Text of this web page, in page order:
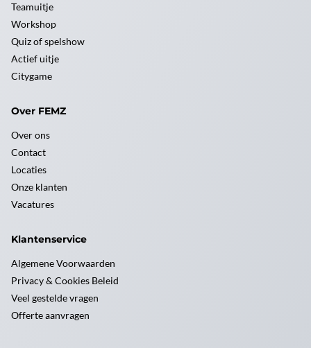
Teamuitje
Workshop
Quiz of spelshow
Actief uitje
Citygame
Over FEMZ
Over ons
Contact
Locaties
Onze klanten
Vacatures
Klantenservice
Algemene Voorwaarden
Privacy & Cookies Beleid
Veel gestelde vragen
Offerte aanvragen